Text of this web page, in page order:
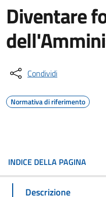
Diventare
Condividi
Normativa di riferimento
INDICE DELLA PAGINA
Descrizione